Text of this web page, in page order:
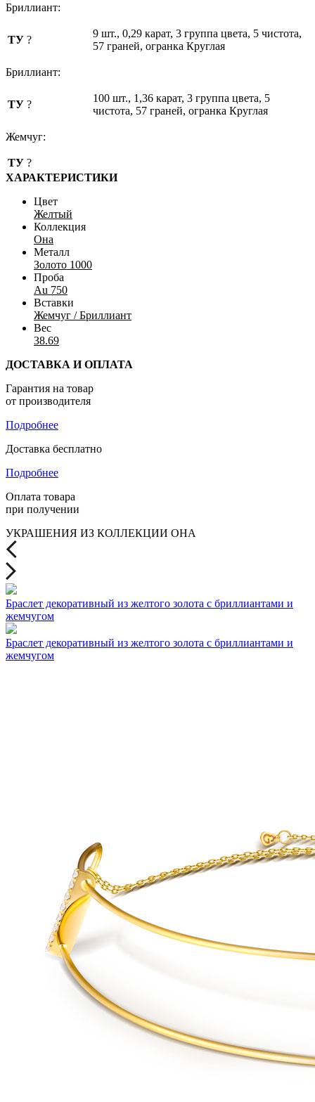
Бриллиант:
ТУ ?
9 шт., 0,29 карат, 3 группа цвета, 5 чистота,
57 граней, огранка Круглая
Бриллиант:
ТУ ?
100 шт., 1,36 карат, 3 группа цвета, 5
чистота, 57 граней, огранка Круглая
Жемчуг:
ТУ ?
ХАРАКТЕРИСТИКИ
Цвет
Желтый
Коллекция
Она
Металл
Золото 1000
Проба
Au 750
Вставки
Жемчуг / Бриллиант
Вес
38.69
ДОСТАВКА И ОПЛАТА
Гарантия на товар
от производителя
Подробнее
Доставка бесплатно
Подробнее
Оплата товара
при получении
УКРАШЕНИЯ ИЗ КОЛЛЕКЦИИ ОНА
Браслет декоративный из желтого золота с бриллиантами и
жемчугом
Браслет декоративный из желтого золота с бриллиантами и
жемчугом